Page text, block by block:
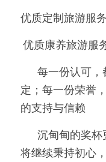
优质定制旅游服
优质康养旅游服
定；每一份荣誉
的支持与信赖
将继续秉持初心